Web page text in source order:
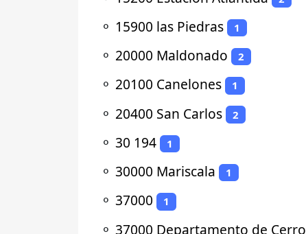
⚬ 15900 las Piedras 1
⚬ 20000 Maldonado 2
⚬ 20100 Canelones 1
⚬ 20400 San Carlos 2
⚬ 30 194 1
⚬ 30000 Mariscala 1
⚬ 37000 1
⚬ 37000 Departamento de Cerro